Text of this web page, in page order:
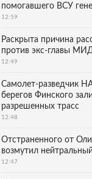
помогавшего ВСУ
12:59
Раскрыта причина
против экс-главы
12:49
Самолет-разведчик
берегов Финского
разрешенных трасс
12:48
Отстраненного от
возмутил
12:47